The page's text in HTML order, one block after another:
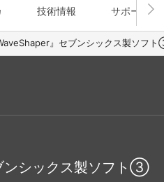
技術情報 サポート
』セブンシックス製ソフ
ンシックス製ソフト③